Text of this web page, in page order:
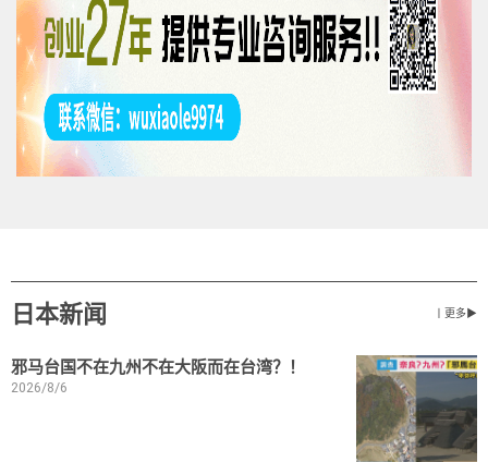
日本新闻 丨更多▶
邪马台国不在九州不在大阪而在台湾？！
2026/8/6